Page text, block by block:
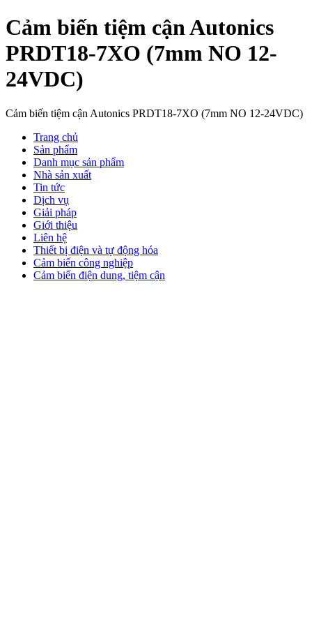
Cảm biến tiệm cận Autonics
PRDT18-7XO (7mm NO 12-
24VDC)
Cảm biến tiệm cận Autonics PRDT18-7XO (7mm NO 12-24VDC)
Trang chủ
Sản phẩm
Danh mục sản phẩm
Nhà sản xuất
Tin tức
Dịch vụ
Giải pháp
Giới thiệu
Liên hệ
Thiết bị điện và tự động hóa
Cảm biến công nghiệp
Cảm biến điện dung, tiệm cận